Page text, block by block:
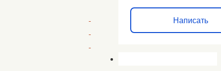
Написать